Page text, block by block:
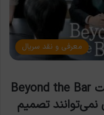
معرفی و نقد سریال
توضیح پایان سریال فراتر از وکالت Beyond the Bar
تصمیم